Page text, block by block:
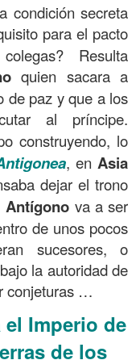
secreta
para el pacto
Resulta
quien sacara a
de paz y que a los
al príncipe.
construyendo, lo
, en Asia
dejar el trono
Antígono va a ser
de unos pocos
sucesores, o
la autoridad de
conjeturas …
el Imperio de
de los